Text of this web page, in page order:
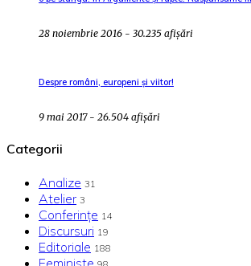
28 noiembrie 2016 - 30.235 afișări
Despre români, europeni și viitor!
9 mai 2017 - 26.504 afișări
Categorii
Analize 31
Atelier 3
Conferințe 14
Discursuri 19
Editoriale 188
Feministe